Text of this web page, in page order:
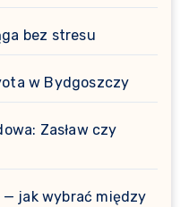
bez stresu
w Bydgoszczy
Zasław czy
— jak wybrać między